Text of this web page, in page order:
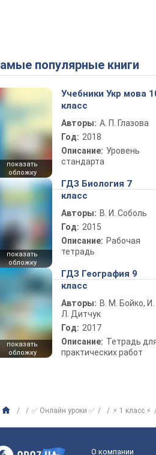
Самые популярные книги
показать
обложку
Учебники Укр мова
класс
Авторы: А. П. Глазова
Год: 2018
Описание: Уровень
стандарта
показать
обложку
ГДЗ Биология 7
класс
Авторы: В. И. Соболь
Год: 2015
Описание: Рабочая
тетрадь
показать
обложку
ГДЗ География 9
класс
Авторы: В. М. Бойко, И.
Л. Дитчук
Год: 2017
Описание: Тетрадь
практических работ
✅ Онлайн уроки ✅ ⚡ 1 класс ⚡
О компании